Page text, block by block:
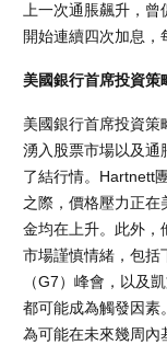
上一次通脹飆升，曾
開始連續四次加息，
美國銀行首席投資策
美國銀行首席投資
湧入股票市場以及通
了結行情。Hartnett
之際，價格壓力正在
金均在上升。此外，
市場謹慎情緒，包括
（G7）峰會，以及
都可能成為觸發因素
為可能在未來幾周內